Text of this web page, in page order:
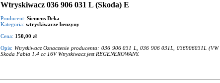
Wtryskiwacz 036 906 031 L (Skoda) E
Producent: Siemens Deka
Kategoria: wtryskiwacze benzyny
Cena: 150,00 zł
Opis: Wtryskiwacz Oznaczenie producenta: 036 906 031 L, 036 906 031L, 036906031L
Skoda Fabia 1.4 cc 16V Wtryskiwacz jest REGENEROWANY.